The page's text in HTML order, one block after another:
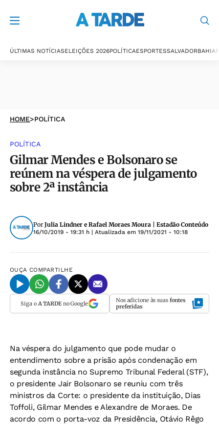
ÚLTIMAS NOTÍCIASELEIÇÕES 2026POLÍTICAESPORTESSALVADORBAHIA
HOME>POLÍTICA
POLÍTICA
Gilmar Mendes e Bolsonaro se
reúnem na véspera de julgamento
sobre 2ª instância
Por Julia Lindner e Rafael Moraes Moura | Estadão Conteúdo
16/10/2019 - 19:31 h | Atualizada em 19/11/2021 - 10:18
OUÇA COMPARTILHE
Siga o A TARDEno Google Nos adicione às suas fontes
preferidas
Na véspera do julgamento que pode mudar o
entendimento sobre a prisão após condenação em
segunda instância no Supremo Tribunal Federal (STF),
o presidente Jair Bolsonaro se reuniu com três
ministros da Corte: o presidente da instituição, Dias
Toffoli, Gilmar Mendes e Alexandre de Moraes. De
acordo com o porta-voz da Presidência, Otávio Rêgo